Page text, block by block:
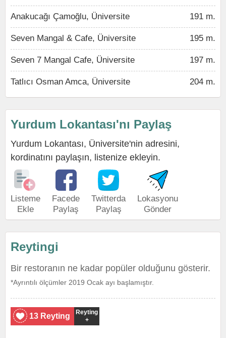
Anakucağı Çamoğlu, Üniversite 191 m.
Seven Mangal & Cafe, Üniversite 195 m.
Seven 7 Mangal Cafe, Üniversite 197 m.
Tatlıcı Osman Amca, Üniversite 204 m.
Yurdum Lokantası'nı Paylaş
Yurdum Lokantası, Üniversite'nin adresini,
kordinatını paylaşın, listenize ekleyin.
Listeme
Ekle
Facede
Paylaş
Twitterda
Paylaş
Lokasyonu
Gönder
Reytingi
Bir restoranın ne kadar popüler olduğunu gösterir.
*Ayrıntılı ölçümler 2019 Ocak ayı başlamıştır.
13 Reyting
Reyting
+